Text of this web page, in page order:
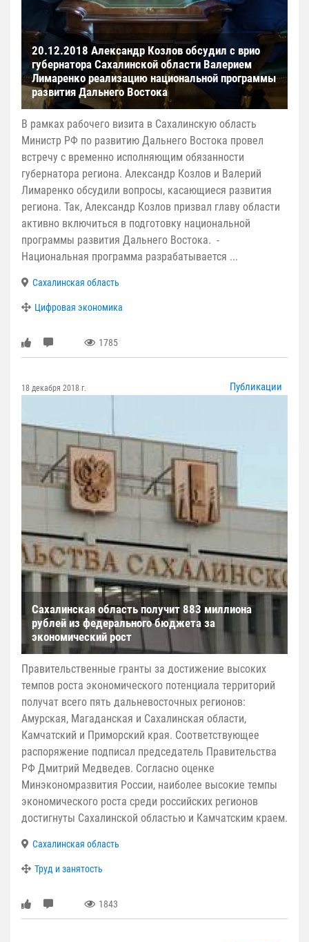
20.12.2018 Александр Козлов обсудил с врио
губернатора Сахалинской области Валерием
Лимаренко реализацию национальной программы
развития Дальнего Востока
В рамках рабочего визита в Сахалинскую область
Министр РФ по развитию Дальнего Востока провел
встречу с временно исполняющим обязанности
губернатора региона. Александр Козлов и Валерий
Лимаренко обсудили вопросы, касающиеся развития
региона. Так, Александр Козлов призвал главу области
активно включиться в подготовку национальной
программы развития Дальнего Востока. -
Национальная программа разрабатывается ...
Сахалинская область
Цифровая экономика
1785
18 декабря 2018 г. Публикации
Сахалинская область получит 883 миллиона
рублей из федерального бюджета за
экономический рост
Правительственные гранты за достижение высоких
темпов роста экономического потенциала территорий
получат всего пять дальневосточных регионов:
Амурская, Магаданская и Сахалинская области,
Камчатский и Приморский края. Соответствующее
распоряжение подписал председатель Правительства
РФ Дмитрий Медведев. Согласно оценке
Минэкономразвития России, наиболее высокие темпы
экономического роста среди российских регионов
достигнуты Сахалинской областью и Камчатским краем.
Сахалинская область
Труд и занятость
1843